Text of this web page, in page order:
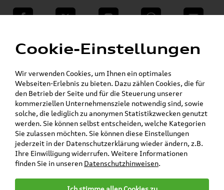
teilen Twitter Instagram WhatsApp E-Mail
Skoda Shop - Skoda Originalteile und Zubehör
» SKODA Original Teile » Wischerblätter
» Yeti »
Original Skoda Yeti Aero Wischerblätter /
Scheibenwischer Satz Vorne 5L1998001
Original Skoda Yeti Aero
Wischerblätter /
5L1998001
Cookie-Einstellungen
Wir verwenden Cookies, um Ihnen ein optimales
Webseiten-Erlebnis zu bieten. Dazu zählen Cookies, die für
den Betrieb der Seite und für die Steuerung unserer
kommerziellen Unternehmensziele notwendig sind, sowie
solche, die lediglich zu anonymen Statistikzwecken genutzt
werden. Sie können selbst entscheiden, welche Kategorien
Sie zulassen möchten. Sie können diese Einstellungen
jederzeit in der Datenschutzerklärung wieder ändern, z.B.
Ihre Einwilligung widerrufen. Weitere Informationen
finden Sie in unseren Datenschutzhinweisen.